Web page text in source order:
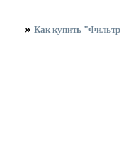
» Как купить